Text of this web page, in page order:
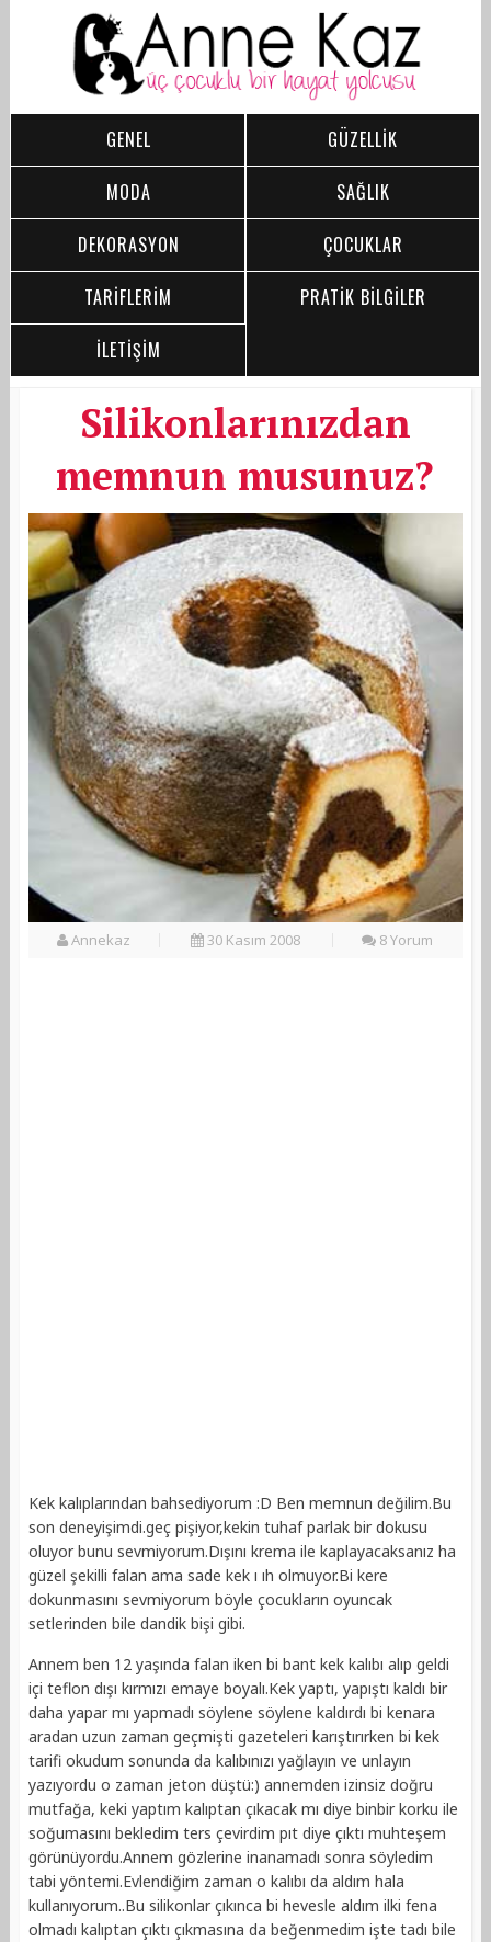
GENEL
GÜZELLİK
MODA
SAĞLIK
DEKORASYON
ÇOCUKLAR
TARİFLERİM
PRATİK BİLGİLER
İLETİŞİM
Silikonlarınızdan
memnun musunuz?
Annekaz 30 Kasım 2008 8 Yorum
Kek kalıplarından bahsediyorum :D Ben memnun değilim.Bu
son deneyişimdi.geç pişiyor,kekin tuhaf parlak bir dokusu
oluyor bunu sevmiyorum.Dışını krema ile kaplayacaksanız ha
güzel şekilli falan ama sade kek ı ıh olmuyor.Bi kere
dokunmasını sevmiyorum böyle çocukların oyuncak
setlerinden bile dandik bişi gibi.
Annem ben 12 yaşında falan iken bi bant kek kalıbı alıp geldi
içi teflon dışı kırmızı emaye boyalı.Kek yaptı, yapıştı kaldı bir
daha yapar mı yapmadı söylene söylene kaldırdı bi kenara
aradan uzun zaman geçmişti gazeteleri karıştırırken bi kek
tarifi okudum sonunda da kalıbınızı yağlayın ve unlayın
yazıyordu o zaman jeton düştü:) annemden izinsiz doğru
mutfağa, keki yaptım kalıptan çıkacak mı diye binbir korku ile
soğumasını bekledim ters çevirdim pıt diye çıktı muhteşem
görünüyordu.Annem gözlerine inanamadı sonra söyledim
tabi yöntemi.Evlendiğim zaman o kalıbı da aldım hala
kullanıyorum..Bu silikonlar çıkınca bi hevesle aldım ilki fena
olmadı kalıptan çıktı çıkmasına da beğenmedim işte tadı bile